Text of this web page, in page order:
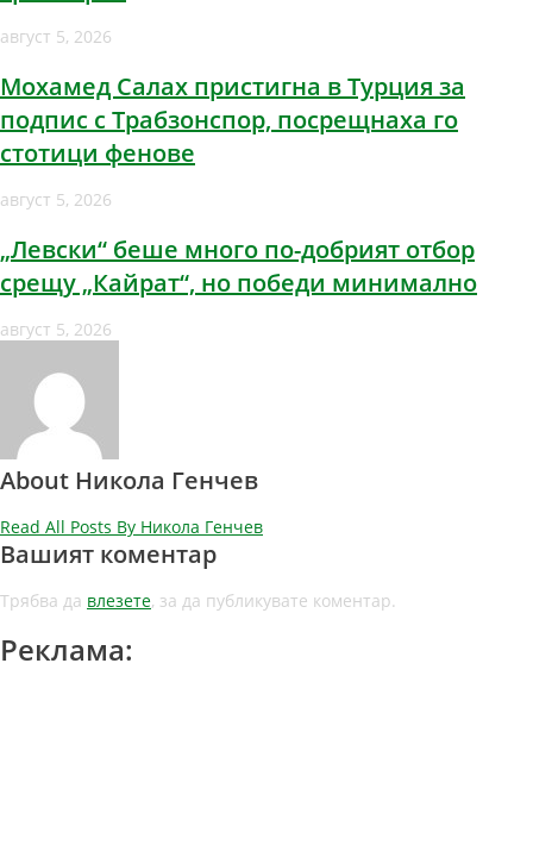
август 5, 2026
Мохамед Салах пристигна в Турция за
подпис с Трабзонспор, посрещнаха го
стотици фенове
август 5, 2026
„Левски“ беше много по-добрият отбор
срещу „Кайрат“, но победи минимално
август 5, 2026
About Никола Генчев
Read All Posts By Никола Генчев
Вашият коментар
Трябва да влезете, за да публикувате коментар.
Реклама: